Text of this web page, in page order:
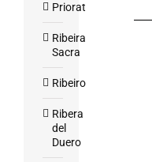
Priorat
Ribeira
Sacra
Ribeiro
Ribera
del
Duero